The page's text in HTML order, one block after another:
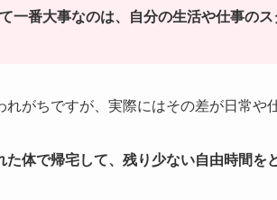
一番大事なのは、自分の生活や仕事の
がちですが、実際にはその差が日常や
体で帰宅して、残り少ない自由時間を